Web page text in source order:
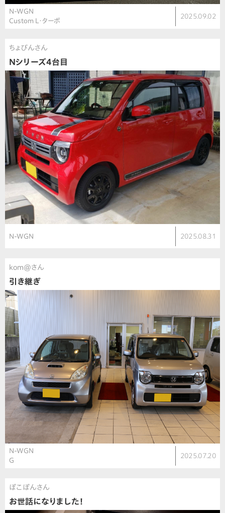
N-WGN
Custom L・ターボ
2025.09.02
ちょびんさん
Nシリーズ4台目
N-WGN 2025.08.31
kom@さん
引き継ぎ
N-WGN
G
2025.07.20
ぽこぽんさん
お世話になりました！